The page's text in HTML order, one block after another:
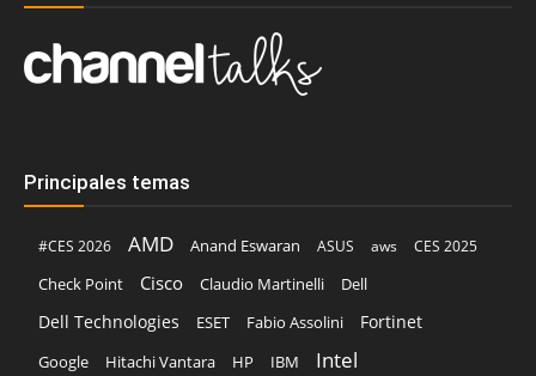
Principales temas
#CES 2026 AMD Anand Eswaran ASUS aws
CES 2025
Check Point
Cisco Claudio Martinelli Dell
Dell Technologies ESET Fabio Assolini Fortinet
Google Hitachi Vantara HP IBM Intel